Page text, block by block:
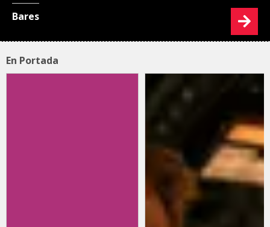
Bares
En Portada